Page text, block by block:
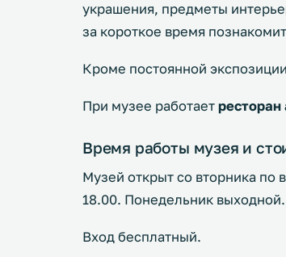
украшения, предметы
за короткое время
Кроме постоянной
При музее работает ресторан
Время работы музея и
Музей открыт со вторника по
18.00. Понедельник выходной.
Вход бесплатный.